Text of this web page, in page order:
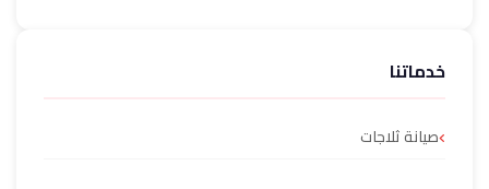
خدماتنا
صيانة ثلاجات